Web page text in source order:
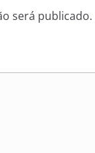
será publicado.